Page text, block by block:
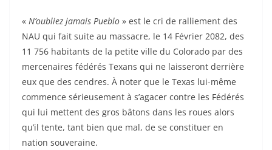
« N’oubliez jamais Pueblo » est le cri de ralliement des
NAU qui fait suite au massacre, le 14 Février 2082, des
11 756 habitants de la petite ville du Colorado par des
mercenaires fédérés Texans qui ne laisseront derrière
eux que des cendres. À noter que le Texas lui-même
commence sérieusement à s’agacer contre les Fédérés
qui lui mettent des gros bâtons dans les roues alors
qu’il tente, tant bien que mal, de se constituer en
nation souveraine.